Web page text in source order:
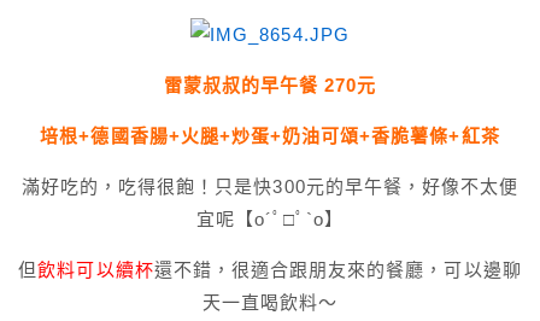
雷蒙叔叔的早午餐 270元
培根+德國香腸+火腿+炒蛋+奶油可頌+香脆薯條+紅茶
滿好吃的，吃得很飽！只是快300元的早午餐，好像不太便
宜呢【o´ﾟ□ﾟ`o】
但飲料可以續杯還不錯，很適合跟朋友來的餐廳，可以邊聊
天一直喝飲料～